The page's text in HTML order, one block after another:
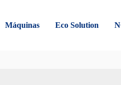
Máquinas Eco Solution